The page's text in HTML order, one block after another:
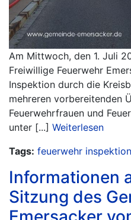
Am Mittwoch, den 1. Juli
Freiwillige Feuerwehr
Inspektion durch die
mehreren vorbereitenden
Feuerwehrfrauen und
unter [...] Weiterlesen
Tags: feuerwehr inspektion
Informationen
Sitzung des